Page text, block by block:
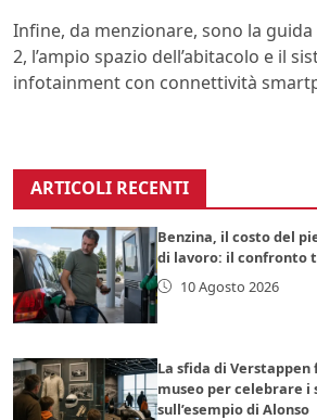
Infine, da menzionare, sono la
2, l’ampio spazio dell’abitacolo e il
infotainment con connettività
ARTICOLI RECENTI
Benzina, il costo del
di lavoro: il confronto
10 Agosto 2026
La sfida di
museo per celebrare i
sull’esempio di Alonso